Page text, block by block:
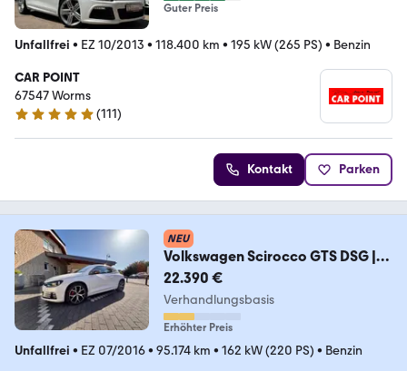
Guter Preis
Unfallfrei • EZ 10/2013 • 118.400 km • 195 kW (265 PS) • Benzin
CAR POINT
67547 Worms
4.8 Sterne
(111)
Kontakt Parken
NEU
Volkswagen Scirocco GTS DSG |
220 PS
22.390 €
Verhandlungsbasis
Erhöhter Preis
Unfallfrei • EZ 07/2016• 95.174 km • 162 kW (220 PS) • Benzin